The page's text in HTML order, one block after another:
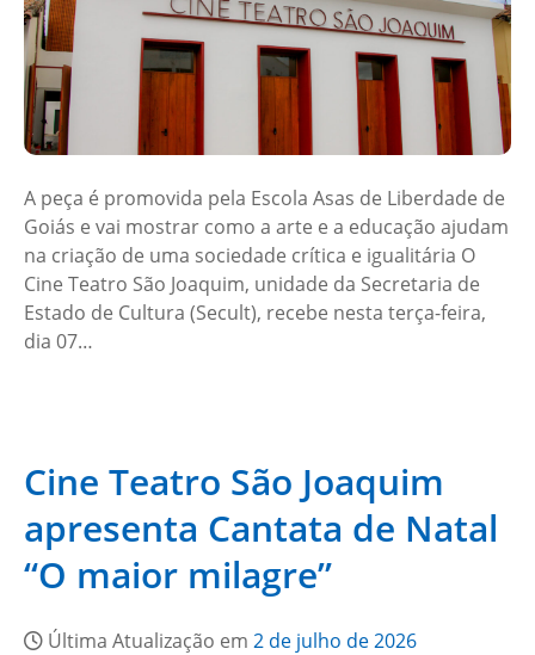
A peça é promovida pela Escola Asas de Liberdade de
Goiás e vai mostrar como a arte e a educação ajudam
na criação de uma sociedade crítica e igualitária O
Cine Teatro São Joaquim, unidade da Secretaria de
Estado de Cultura (Secult), recebe nesta terça-feira,
dia 07…
Cine Teatro São Joaquim
apresenta Cantata de Natal
“O maior milagre”
Última Atualização em 2 de julho de 2026